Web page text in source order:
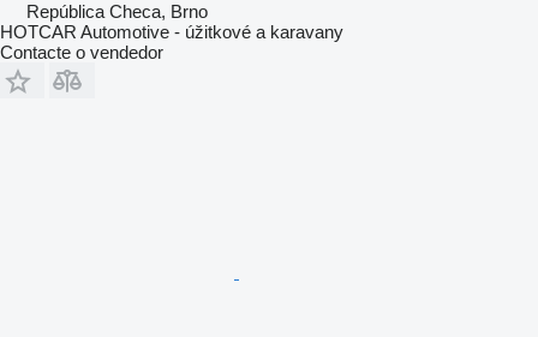
República Checa, Brno
HOTCAR Automotive - úžitkové a karavany
Contacte o vendedor